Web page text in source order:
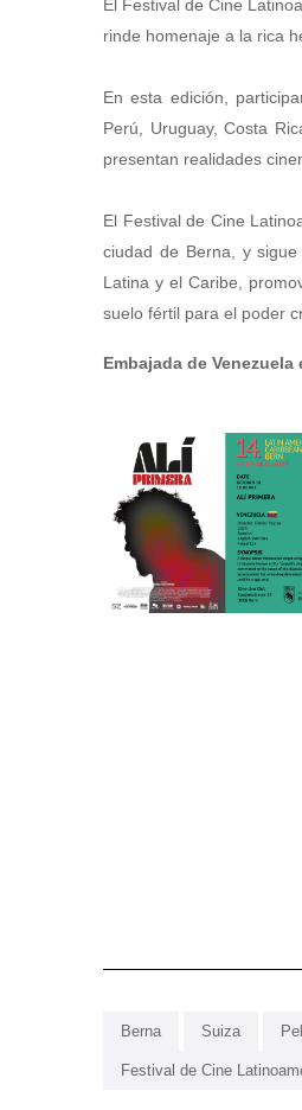
El Festival de Cine
rinde homenaje a la rica
En esta edición,
Perú, Uruguay, Costa
presentan realidades
El Festival de Cine
ciudad de Berna, y
Latina y el Caribe,
suelo fértil para el poder
Embajada de Venezuela
Berna Suiza
Festival de Cine